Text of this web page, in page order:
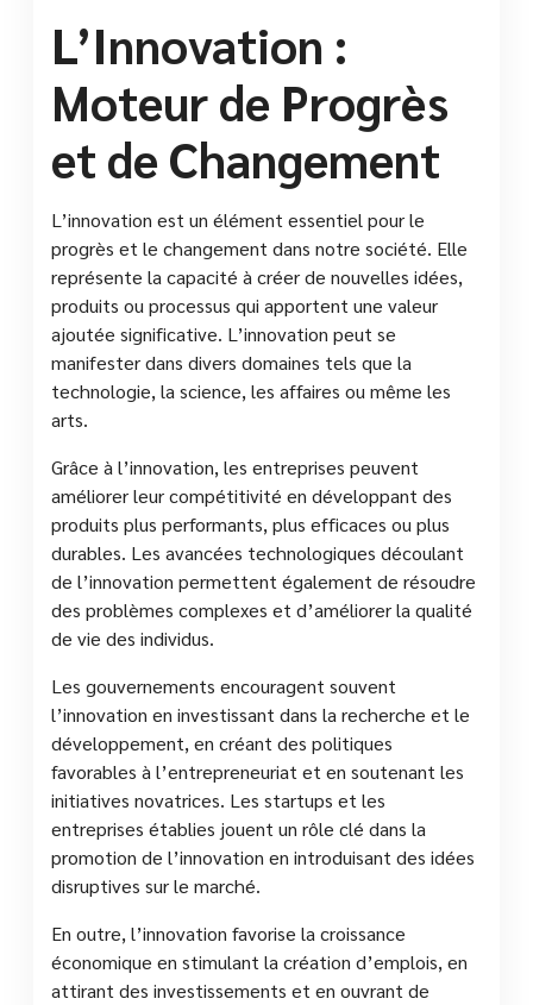
L’Innovation :
Moteur de Progrès
et de Changement
L’innovation est un élément essentiel pour le
progrès et le changement dans notre société. Elle
représente la capacité à créer de nouvelles idées,
produits ou processus qui apportent une valeur
ajoutée significative. L’innovation peut se
manifester dans divers domaines tels que la
technologie, la science, les affaires ou même les
arts.
Grâce à l’innovation, les entreprises peuvent
améliorer leur compétitivité en développant des
produits plus performants, plus efficaces ou plus
durables. Les avancées technologiques découlant
de l’innovation permettent également de résoudre
des problèmes complexes et d’améliorer la qualité
de vie des individus.
Les gouvernements encouragent souvent
l’innovation en investissant dans la recherche et le
développement, en créant des politiques
favorables à l’entrepreneuriat et en soutenant les
initiatives novatrices. Les startups et les
entreprises établies jouent un rôle clé dans la
promotion de l’innovation en introduisant des idées
disruptives sur le marché.
En outre, l’innovation favorise la croissance
économique en stimulant la création d’emplois, en
attirant des investissements et en ouvrant de